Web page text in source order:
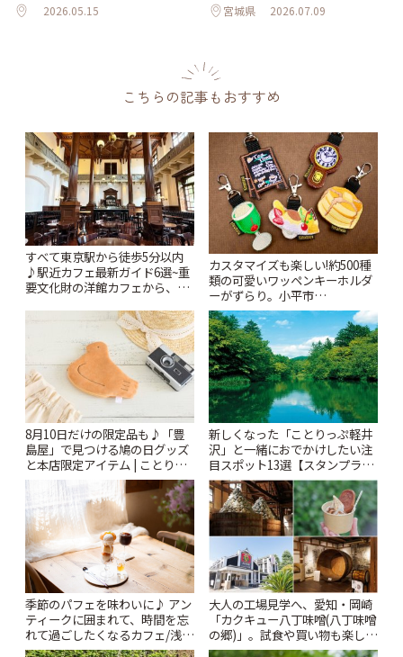
2026.05.15 宮城県 2026.07.09
こちらの記事もおすすめ
すべて東京駅から徒歩5分以内
♪駅近カフェ最新ガイド6選~重
要文化財の洋館カフェから、改
カスタマイズも楽しい!約500種
類の可愛いワッペンキーホルダ
ーがずらり。小平市
「Kimamaya T&K」 | ことりっ
ぷ
8月10日だけの限定品も♪「豊
島屋」で見つける鳩の日グッズ
と本店限定アイテム | ことりっ
ぷ
新しくなった「ことりっぷ軽井
沢」と一緒におでかけしたい注
目スポット13選【スタンプラリ
ー開催中】 | ことりっぷ
季節のパフェを味わいに♪ アン
ティークに囲まれて、時間を忘
れて過ごしたくなるカフェ/浅草
「annorum cafe」 | ことりっぷ
大人の工場見学へ、愛知・岡崎
「カクキュー八丁味噌(八丁味噌
の郷)」。試食や買い物も楽しみ
♪ | ことりっぷ